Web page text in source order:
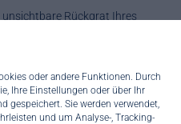
oder andere Funktionen. Durch
Ihre Einstellungen oder über Ihr
gespeichert. Sie werden verwendet,
und um Analyse-, Tracking-
Rückgrat Ihres
Höchstleistung erbringen. Mit
wir die komplette
So wandeln wir Ihre IT
proaktive, verlässliche